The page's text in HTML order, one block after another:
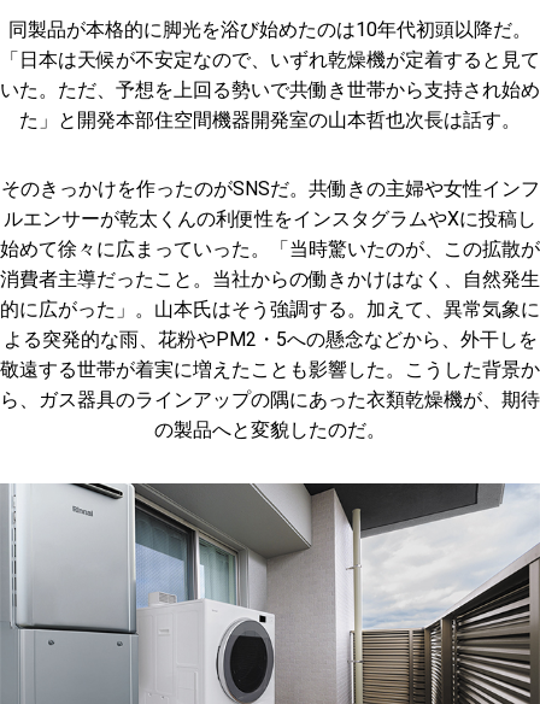
同製品が本格的に脚光を浴び始めたのは10年代初頭以降だ。
「日本は天候が不安定なので、いずれ乾燥機が定着すると見て
いた。ただ、予想を上回る勢いで共働き世帯から支持され始め
た」と開発本部住空間機器開発室の山本哲也次長は話す。
そのきっかけを作ったのがSNSだ。共働きの主婦や女性インフ
ルエンサーが乾太くんの利便性をインスタグラムやXに投稿し
始めて徐々に広まっていった。「当時驚いたのが、この拡散が
消費者主導だったこと。当社からの働きかけはなく、自然発生
的に広がった」。山本氏はそう強調する。加えて、異常気象に
よる突発的な雨、花粉やPM2・5への懸念などから、外干しを
敬遠する世帯が着実に増えたことも影響した。こうした背景か
ら、ガス器具のラインアップの隅にあった衣類乾燥機が、期待
の製品へと変貌したのだ。